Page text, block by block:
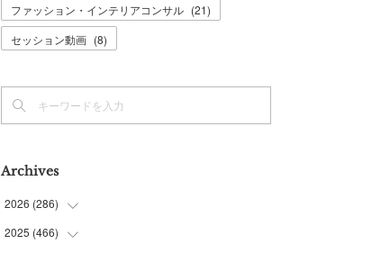
ファッション・インテリアコンサル (21)
セッション動画 (8)
Archives
2026 (286)
(7)
2025 (466)